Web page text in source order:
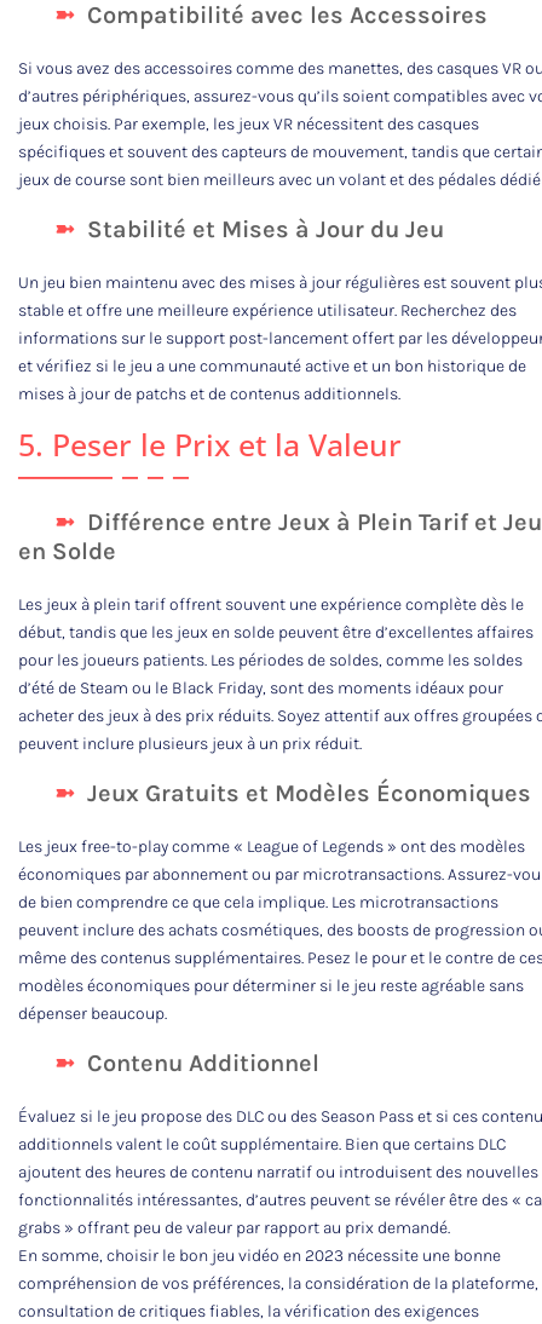
Compatibilité avec les Accessoires
Si vous avez des accessoires comme des manettes, des casques VR
d’autres périphériques, assurez-vous qu’ils soient compatibles avec
jeux choisis. Par exemple, les jeux VR nécessitent des casques
spécifiques et souvent des capteurs de mouvement, tandis que
jeux de course sont bien meilleurs avec un volant et des pédales
Stabilité et Mises à Jour du Jeu
Un jeu bien maintenu avec des mises à jour régulières est souvent
stable et offre une meilleure expérience utilisateur. Recherchez des
informations sur le support post-lancement offert par les
et vérifiez si le jeu a une communauté active et un bon historique de
mises à jour de patchs et de contenus additionnels.
5. Peser le Prix et la Valeur
Différence entre Jeux à Plein Tarif et
en Solde
Les jeux à plein tarif offrent souvent une expérience complète dès le
début, tandis que les jeux en solde peuvent être d’excellentes affaires
pour les joueurs patients. Les périodes de soldes, comme les soldes
d’été de Steam ou le Black Friday, sont des moments idéaux pour
acheter des jeux à des prix réduits. Soyez attentif aux offres groupées
peuvent inclure plusieurs jeux à un prix réduit.
Jeux Gratuits et Modèles Économiques
Les jeux free-to-play comme « League of Legends » ont des modèles
économiques par abonnement ou par microtransactions. Assurez-
de bien comprendre ce que cela implique. Les microtransactions
peuvent inclure des achats cosmétiques, des boosts de progression
même des contenus supplémentaires. Pesez le pour et le contre de
modèles économiques pour déterminer si le jeu reste agréable sans
dépenser beaucoup.
Contenu Additionnel
Évaluez si le jeu propose des DLC ou des Season Pass et si ces
additionnels valent le coût supplémentaire. Bien que certains DLC
ajoutent des heures de contenu narratif ou introduisent des nouvelles
fonctionnalités intéressantes, d’autres peuvent se révéler être des «
grabs » offrant peu de valeur par rapport au prix demandé.
En somme, choisir le bon jeu vidéo en 2023 nécessite une bonne
compréhension de vos préférences, la considération de la plateforme,
consultation de critiques fiables, la vérification des exigences